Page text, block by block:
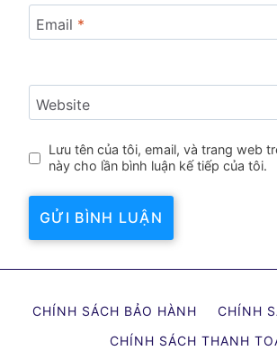
Email *
Website
Lưu tên của tôi, email, và trang web
này cho lần bình luận kế tiếp của tôi.
CHÍNH SÁCH BẢO HÀNH
CHÍNH
CHÍNH SÁCH THANH